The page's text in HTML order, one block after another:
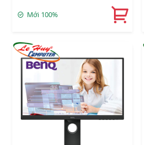
Mới 100%